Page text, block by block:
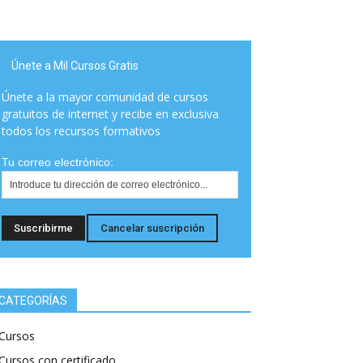
Únete a Mil Cursos Gratis
Únete a la mayor comunidad de cursos
gratuitos de internet y recibe en exclusiva
todos los recursos formativos
Tu correo electrónico:
con certificado